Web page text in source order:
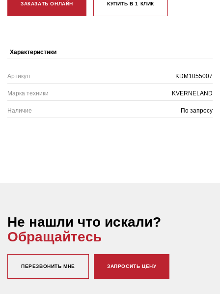
ЗАКАЗАТЬ ОНЛАЙН КУПИТЬ В 1 КЛИК
Характеристики
Артикул KDM1055007
Марка техники KVERNELAND
Наличие По запросу
Не нашли что искали?
Обращайтесь
ПЕРЕЗВОНИТЬ МНЕ ЗАПРОСИТЬ ЦЕНУ